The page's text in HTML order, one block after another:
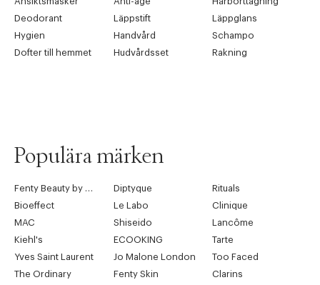
Tidigare
Deodorant
Läppstift
Läppglans
Hygien
Handvård
Schampo
Dofter till hemmet
Hudvårdsset Rakning
Populära märken
Diptyque
Rituals
Bioeffect
Le Labo
Clinique
MAC
Shiseido
Lancôme
Kiehl's
ECOOKING
Tarte
Yves Saint Laurent
Jo Malone London
Too Faced
The Ordinary
Fenty Skin
Clarins